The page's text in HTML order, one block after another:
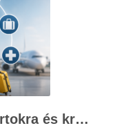
Utasbiztosítás extrém sportokra és krónikus betegségek esetén: mire figyelj utazás előtt?